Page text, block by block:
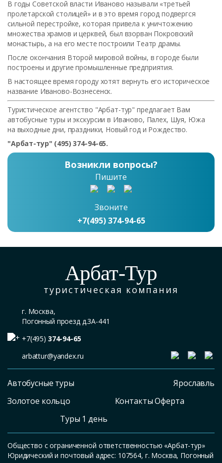
В годы Советской власти Иваново называли «третьей
пролетарской столицей» и в это время город подвергся
сильной перестройке, которая привела к уничтожению
множества храмов и церквей, был взорван Покровский
монастырь, а на его месте построили Театр драмы.
После окончания Второй мировой войны, в городе были
построены и другие промышленные предприятия.
В настоящее время городу хотят вернуть его историческое
название Иваново-Вознесенск.
Туристическое агентство "Арбат-тур" предлагает Вам
автобусные туры и экскурсии в Иваново, Палех, Шуя, Южа
на выходные дни, праздники, Новый год и Рождество.
"Арбат-тур" (495) 374-94-65.
Возникли вопросы?
Пишите
Звоните
+7(495) 374-94-65
Арбат-Тур
туристическая компания
г. Москва,
Погонный проезд д.3А-441
+7(495) 374-94-65
arbattur@yandex.ru
Автобусные туры
Золотое кольцо
Туры 1 день
Ярославль
Контакты Оферта
Общество с ограниченной ответственностью «Арбат-тур»
Юридический и почтовый адрес: 107564, г. Москва, Погонный